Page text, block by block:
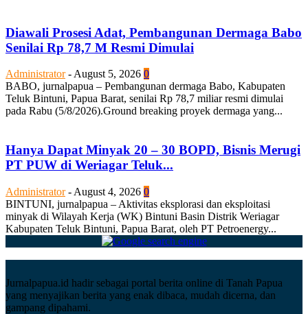
Diawali Prosesi Adat, Pembangunan Dermaga Babo
Senilai Rp 78,7 M Resmi Dimulai
Administrator - August 5, 2026 0
BABO, jurnalpapua – Pembangunan dermaga Babo, Kabupaten
Teluk Bintuni, Papua Barat, senilai Rp 78,7 miliar resmi dimulai
pada Rabu (5/8/2026).Ground breaking proyek dermaga yang...
Hanya Dapat Minyak 20 – 30 BOPD, Bisnis Merugi
PT PUW di Weriagar Teluk...
Administrator - August 4, 2026 0
BINTUNI, jurnalpapua – Aktivitas eksplorasi dan eksploitasi
minyak di Wilayah Kerja (WK) Bintuni Basin Distrik Weriagar
Kabupaten Teluk Bintuni, Papua Barat, oleh PT Petroenergy...
Jurnalpapua.id hadir sebagai portal berita online di Tanah Papua
yang menyajikan berita yang enak dibaca, mudah dicerna, dan
gampang dipahami.